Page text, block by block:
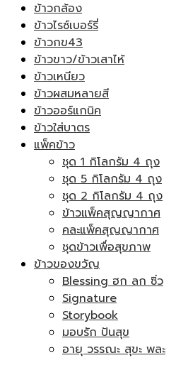
ข้าวกล้อง
ข้าวไรซ์เบอร์รี่
ข้าวกข43
ข้าวขาว/ข้าวเสาไห้
ข้าวเหนียว
ข้าวผสมหลายสี
ข้าวออร์แกนิค
ข้าวใส่บาตร
แพ็คข้าว
ชุด 1 กิโลกรัม 4 ถุง
ชุด 5 กิโลกรัม 4 ถุง
ชุด 2 กิโลกรัม 4 ถุง
ข้าวแพ็คสุญญากาศ
คละแพ็คสุญญากาศ
ชุดข้าวเพื่อสุขภาพ
ข้าวของขวัญ
Blessing ฮก ลก ซิ่ว
Signature
Storybook
มอบรัก ปันสุข
อายุ วรรณะ สุขะ พละ